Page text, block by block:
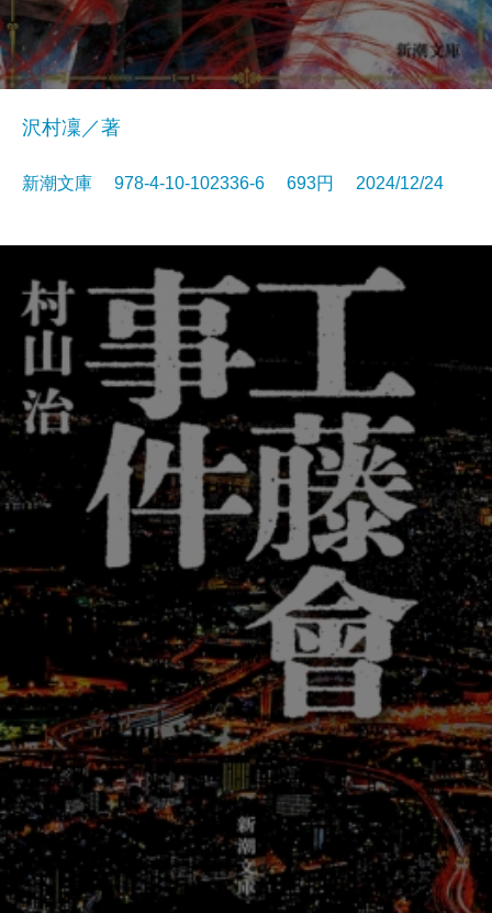
沢村凜／著
新潮文庫 978-4-10-102336-6 693円 2024/12/24